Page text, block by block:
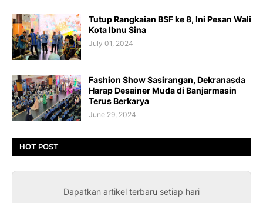
Tutup Rangkaian BSF ke 8, Ini Pesan Wali
Kota Ibnu Sina
July 01, 2024
Fashion Show Sasirangan, Dekranasda
Harap Desainer Muda di Banjarmasin
Terus Berkarya
June 29, 2024
HOT POST
Dapatkan artikel terbaru setiap hari